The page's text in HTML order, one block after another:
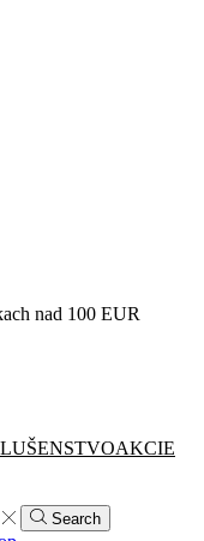
nad 100 EUR
AKCIE
Search